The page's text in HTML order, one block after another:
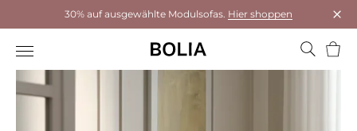
30% auf ausgewählte Modulsofas. Hier shoppen